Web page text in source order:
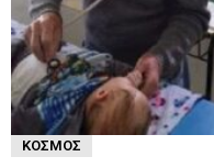
ΚΌΣΜΟΣ